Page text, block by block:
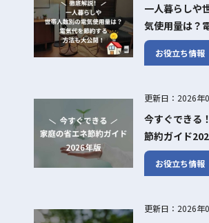
一人暮らしや
気使用量は？
お役立ち情報
更新日：2026年
今すぐできる
節約ガイド
お役立ち情報
更新日：2026年